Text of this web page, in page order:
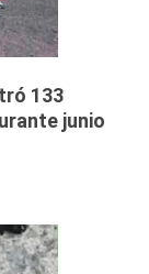
133
junio